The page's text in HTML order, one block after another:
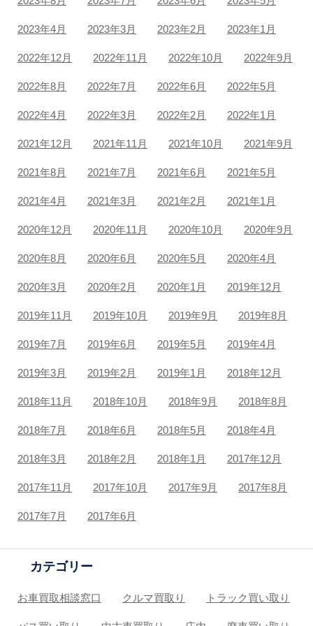
2023年4月 2023年3月 2023年2月 2023年1月
2022年12月 2022年11月 2022年10月 2022年9月
2022年8月 2022年7月 2022年6月 2022年5月
2022年4月 2022年3月 2022年2月 2022年1月
2021年12月 2021年11月 2021年10月 2021年9月
2021年8月 2021年7月 2021年6月 2021年5月
2021年4月 2021年3月 2021年2月 2021年1月
2020年12月 2020年11月 2020年10月 2020年9月
2020年8月 2020年6月 2020年5月 2020年4月
2020年3月 2020年2月 2020年1月 2019年12月
2019年11月 2019年10月 2019年9月 2019年8月
2019年7月 2019年6月 2019年5月 2019年4月
2019年3月 2019年2月 2019年1月 2018年12月
2018年11月 2018年10月 2018年9月 2018年8月
2018年7月 2018年6月 2018年5月 2018年4月
2018年3月 2018年2月 2018年1月 2017年12月
2017年11月 2017年10月 2017年9月 2017年8月
2017年7月 2017年6月
カテゴリー
お車買取相談窓口 クルマ買取り トラック買い取り